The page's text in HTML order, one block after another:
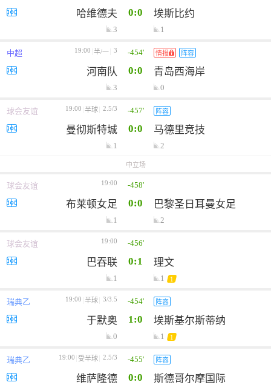
哈维德夫 0:0 埃斯比约
3 1
中超 19:00 半/一 3 -454' 情报 阵容
河南队 0:0 青岛西海岸
3 0
球会友谊 19:00 半球 2.5/3 -457' 阵容
曼彻斯特城 0:0 马德里竞技
1 2
中立场
球会友谊 19:00 -458'
布莱顿女足 0:0 巴黎圣日耳曼女足
1 2
球会友谊 19:00 -456'
巴吞联 0:1 理文
1 1 1
瑞典乙 19:00 半球 3/3.5 -454' 阵容
于默奥 1:0 埃斯基尔斯蒂纳
0 1 1
瑞典乙 19:00 受半球 2.5/3 -455' 阵容
维萨隆德 0:0 斯德哥尔摩国际